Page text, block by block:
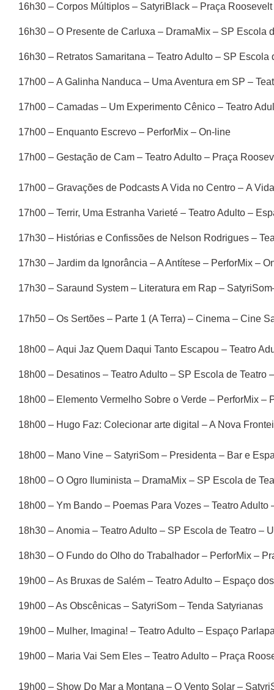
16h30 – Corpos Múltiplos – SatyriBlack – Praça Roosevelt
16h30 – O Presente de Carluxa – DramaMix – SP Escola
16h30 – Retratos Samaritana – Teatro Adulto – SP
17h00 – A Galinha Nanduca – Uma Aventura em SP –
17h00 – Camadas – Um Experimento Cênico – Teatro
17h00 – Enquanto Escrevo – PerforMix – On-line
17h00 – Gestação de Cam – Teatro Adulto – Praça
17h00 – Gravações de Podcasts A Vida no Centro – A
17h00 – Terrir, Uma Estranha Varieté – Teatro Adulto –
17h30 – Histórias e Confissões de Nelson Rodrigues –
17h30 – Jardim da Ignorância – A Antítese – PerforMix –
17h30 – Saraund System – Literatura em Rap –
17h50 – Os Sertões – Parte 1 (A Terra) – Cinema – Cine
18h00 – Aqui Jaz Quem Daqui Tanto Escapou – Teatro
18h00 – Desatinos – Teatro Adulto – SP Escola de
18h00 – Elemento Vermelho Sobre o Verde – PerforMix –
18h00 – Hugo Faz: Colecionar arte digital – A Nova
18h00 – Mano Vine – SatyriSom – Presidenta – Bar e
18h00 – O Ogro Iluminista – DramaMix – SP Escola de
18h00 – Ym Bando – Poemas Para Vozes – Teatro Adulto
18h30 – Anomia – Teatro Adulto – SP Escola de Teatro –
18h30 – O Fundo do Olho do Trabalhador – PerforMix –
19h00 – As Bruxas de Salém – Teatro Adulto – Espaço
19h00 – As Obscênicas – SatyriSom – Tenda Satyrianas
19h00 – Mulher, Imagina! – Teatro Adulto – Espaço
19h00 – Maria Vai Sem Eles – Teatro Adulto – Praça
19h00 – Show Do Mar a Montana – O Vento Solar –